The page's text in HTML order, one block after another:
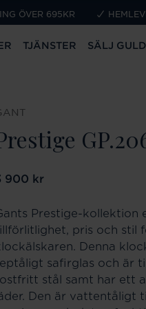
ÖVER 695KR
TJÄNSTER SÄLJ GULD
:3 900 kr
900 kr
Prestige-kollektion
pris och stil
Denna
safirglas och är
stål samt har ett
Den är vattentåligt